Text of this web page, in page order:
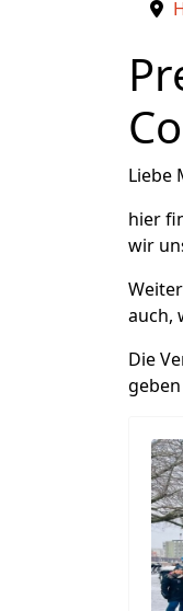
Liebe
hier
wir
auch,
Die